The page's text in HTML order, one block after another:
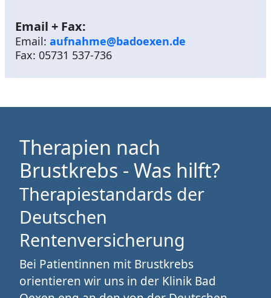
Email + Fax:
Email: aufnahme@badoexen.de
Fax: 05731 537-736
Therapien nach
Brustkrebs - Was hilft?
Therapiestandards der
Deutschen
Rentenversicherung
Bei Patientinnen mit Brustkrebs
orientieren wir uns in der Klinik Bad